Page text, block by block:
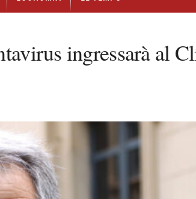
ingressarà al